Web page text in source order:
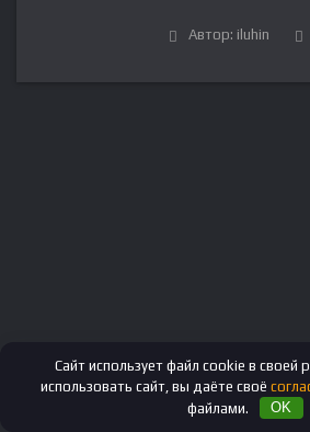
Автор: iluhin
Сайт использует файл cookie в
использовать сайт, вы даёте своё
файлами.
OK